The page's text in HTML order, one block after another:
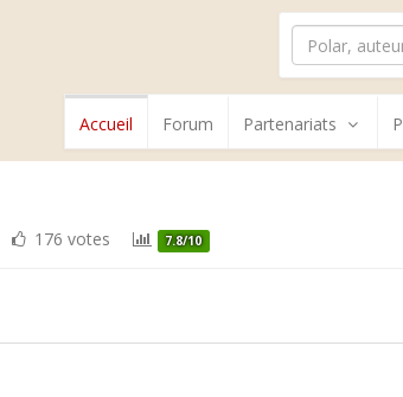
Accueil Forum Partenariats
176 votes 7.8/10